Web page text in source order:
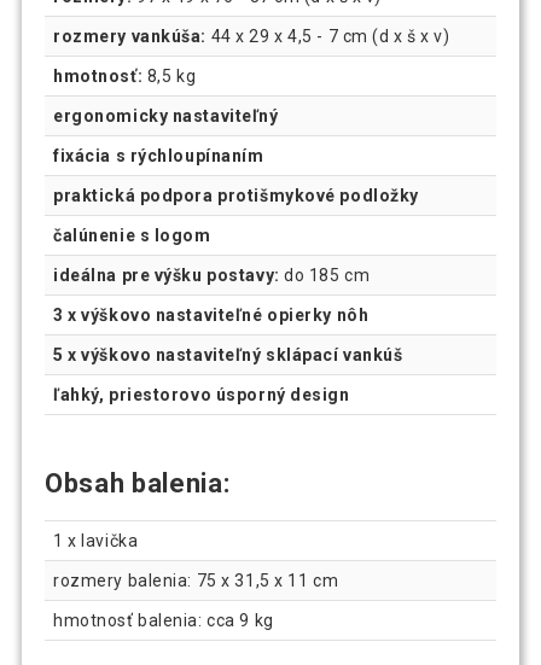
rozmery vankúša: 44 x 29 x 4,5 - 7 cm (d x š x v)
hmotnosť: 8,5 kg
ergonomicky nastaviteľný
fixácia s rýchloupínaním
praktická podpora protišmykové podložky
čalúnenie s logom
ideálna pre výšku postavy:do 185 cm
3 x výškovo nastaviteľné opierky nôh
5 x výškovo nastaviteľný sklápací vankúš
ľahký, priestorovo úsporný design
Obsah balenia:
1 x lavička
rozmery balenia: 75 x 31,5 x 11 cm
hmotnosť balenia: cca 9 kg